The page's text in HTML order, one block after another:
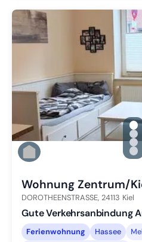
Wohnung Zentrum/
DOROTHEENSTRASSE, 24113 Kiel
Gute Verkehrsanbindung
Ferienwohnung Hassee